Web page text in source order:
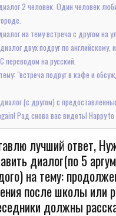
2 человек. Один человек
на тему встреча с другом на
двух подруг по английскому,
переводом на русский.
"встреча подруг в кафе и
(с другом) с
Рад снова вас видеть! Happy to
лучший ответ,
диалог(по 5
на тему:
после школы или
должны